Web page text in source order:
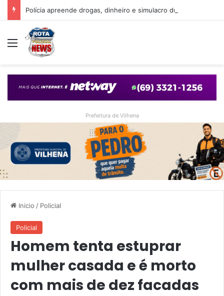
Menu
Prefeitura de Vilhena
Inicio / Policial
Policial
Homem tenta estuprar
mulher casada e é morto
com mais de dez facadas